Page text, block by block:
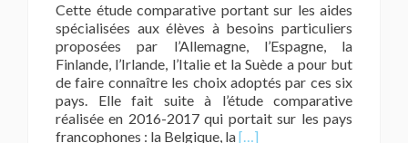
Cette étude comparative portant sur les aides
spécialisées aux élèves à besoins particuliers
proposées par l’Allemagne, l’Espagne, la
Finlande, l’Irlande, l’Italie et la Suède a pour but
de faire connaître les choix adoptés par ces six
pays. Elle fait suite à l’étude comparative
réalisée en 2016-2017 qui portait sur les pays
francophones : la Belgique, laEn
[…]